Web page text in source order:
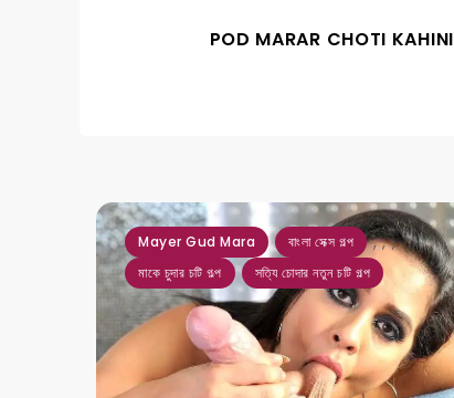
POD MARAR CHOTI KAHINI
Mayer Gud Mara ,
বাংলা সেক্স গল্প ,
মাকে চুদার চটি গল্প
,
সত্যি চোদার নতুন চটি গল্প